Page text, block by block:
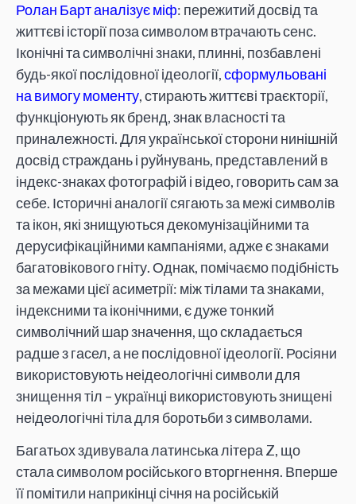
Ролан Барт аналізує міф: пережитий досвід та
життєві історії поза символом втрачають сенс.
Іконічні та символічні знаки, плинні, позбавлені
будь-якої послідовної ідеології,сформульовані
на вимогу моменту, стирають життєві траєкторії,
функціонують як бренд, знак власності та
приналежності. Для української сторони нинішній
досвід страждань і руйнувань, представлений в
індекс-знаках фотографій і відео, говорить сам за
себе. Історичні аналогії сягають за межі символів
та ікон, які знищуються декомунізаційними та
дерусифікаційними кампаніями, адже є знаками
багатовікового гніту. Однак, помічаємо подібність
за межами цієї асиметрії: між тілами та знаками,
індексними та іконічними, є дуже тонкий
символічний шар значення, що складається
радше з гасел, а не послідовної ідеології. Росіяни
використовують неідеологічні символи для
знищення тіл – українці використовують знищені
неідеологічні тіла для боротьби з символами.
Багатьох здивувала латинська літера Z, що
стала символом російського вторгнення. Вперше
її помітили наприкінці січня на російській